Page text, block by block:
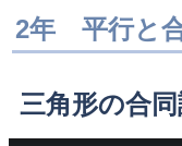
2年 平行と
三角形の合